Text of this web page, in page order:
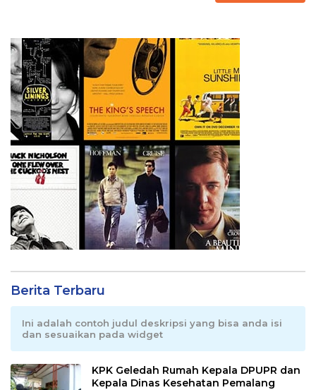
Berita Terbaru
Ini adalah contoh judul deskripsi yang bisa anda isi
dan sesuaikan pada widget
KPK Geledah Rumah Kepala DPUPR dan
Kepala Dinas Kesehatan Pemalang